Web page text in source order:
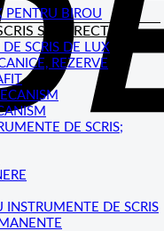
PENTRU BIROU
SI CORECTAT
DE SCRIS DE LUX
REZERVE
DE SCRIS;
INSTRUMENTE DE SCRIS